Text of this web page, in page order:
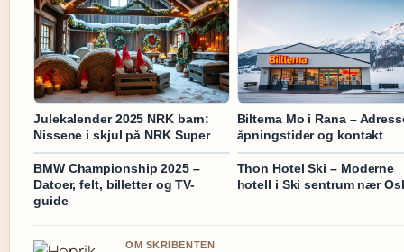
Julekalender 2025 NRK barn:
Nissene i skjul på NRK Super
Biltema Mo i Rana –
åpningstider og kontakt
BMW Championship 2025 –
Datoer, felt, billetter og TV-
guide
Thon Hotel Ski – Moderne
hotell i Ski sentrum nær
OM SKRIBENTEN